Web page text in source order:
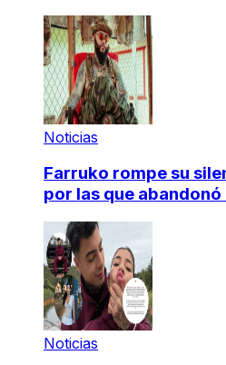
Noticias
Farruko rompe su
por las que abandonó
Noticias